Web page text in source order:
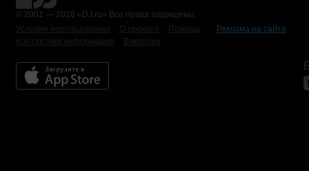
© 2001 — 2026 «DJ.ru» Все права защищены.
Условия использования
О проекте Помощь
Реклама на сайте
Контактная информация
Вакансии